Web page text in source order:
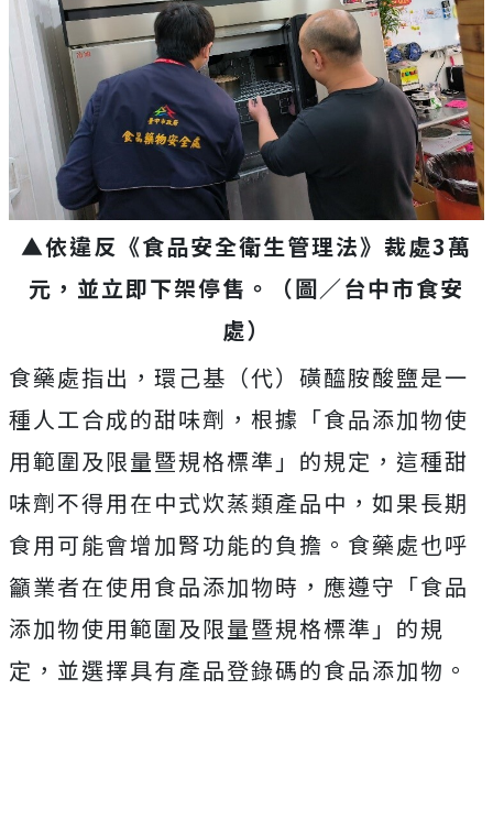
▲依違反《食品安全衛生管理法》裁處3萬
元，並立即下架停售。（圖／台中市食安
處）
食藥處指出，環己基（代）磺醯胺酸鹽是一
種人工合成的甜味劑，根據「食品添加物使
用範圍及限量暨規格標準」的規定，這種甜
味劑不得用在中式炊蒸類產品中，如果長期
食用可能會增加腎功能的負擔。食藥處也呼
籲業者在使用食品添加物時，應遵守「食品
添加物使用範圍及限量暨規格標準」的規
定，並選擇具有產品登錄碼的食品添加物。